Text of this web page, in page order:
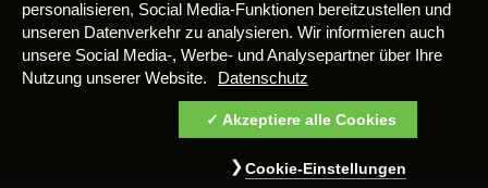
Copyright 2017 Spa GmbH, Alle Rechte vorbehalten.
personalisieren, Social Media-Funktionen bereitzustellen und
unseren Datenverkehr zu analysieren. Wir informieren auch
unsere Social Media-, Werbe- und Analysepartner über Ihre
Nutzung unserer Website.
Datenschutz
Akzeptiere alle Cookies
Cookie-Einstellungen